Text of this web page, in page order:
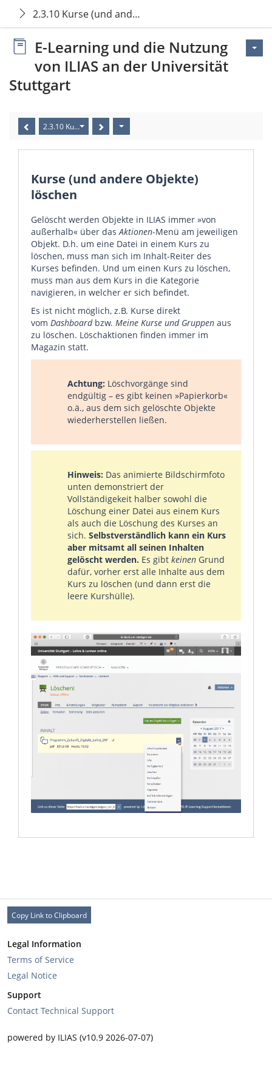
2.3.10 Kurse (und andere Objekte) löschen
E-Learning und die Nutzung
von ILIAS an der Universität
Stuttgart
2.3.10 Kurse (und andere Objekte) löschen
Kurse (und andere Objekte)
löschen
Gelöscht werden Objekte in ILIAS immer »von
außerhalb« über dasAktionen-Menü am jeweiligen
Objekt. D.h. um eine Datei in einem Kurs zu
löschen, muss man sich im Inhalt-Reiter des
Kurses befinden. Und um einen Kurs zu löschen,
muss man aus dem Kurs in die Kategorie
navigieren, in welcher er sich befindet.
Es ist nicht möglich, z.B. Kurse direkt
vom Dashboardbzw. Meine Kurse und Gruppen aus
zu löschen. Löschaktionen finden immer im
Magazin statt.
Achtung: Löschvorgänge sind
endgültig – es gibt keinen »Papierkorb«
o.ä., aus dem sich gelöschte Objekte
wiederherstellen ließen.
Hinweis: Das animierte Bildschirmfoto
unten demonstriert der
Vollständigekeit halber sowohl die
Löschung einer Datei aus einem Kurs
als auch die Löschung des Kurses an
sich. Selbstverständlich kann ein Kurs
aber mitsamt all seinen Inhalten
gelöscht werden. Es gibt keinen Grund
dafür, vorher erst alle Inhalte aus dem
Kurs zu löschen (und dann erst die
leere Kurshülle).
Copy Link to Clipboard
Legal Information
Terms of Service
Legal Notice
Support
Contact Technical Support
powered by ILIAS (v10.9 2026-07-07)